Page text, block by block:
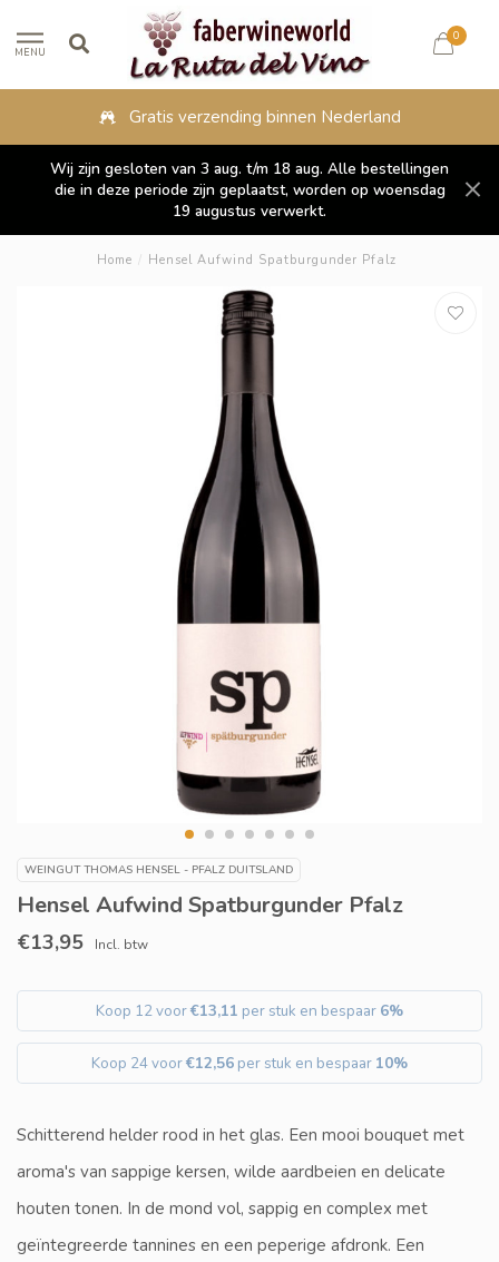
MENU
0
Gratis verzending binnen Nederland
Wij zijn gesloten van 3 aug. t/m 18 aug. Alle bestellingen
die in deze periode zijn geplaatst, worden op woensdag
19 augustus verwerkt.
Home / Hensel Aufwind Spatburgunder Pfalz
WEINGUT THOMAS HENSEL - PFALZ DUITSLAND
Hensel Aufwind Spatburgunder Pfalz
€13,95 Incl. btw
Koop 12 voor€13,11 per stuk en bespaar 6%
Koop 24 voor€12,56 per stuk en bespaar 10%
Schitterend helder rood in het glas. Een mooi bouquet met
aroma's van sappige kersen, wilde aardbeien en delicate
houten tonen. In de mond vol, sappig en complex met
geïntegreerde tannines en een peperige afdronk. Een